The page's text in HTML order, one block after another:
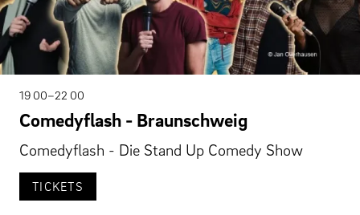
19 00–22 00
Comedyflash - Braunschweig
Comedyflash - Die Stand Up Comedy Show
TICKETS